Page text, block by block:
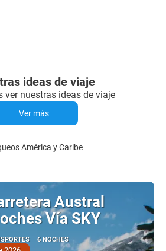
ideas de viaje
ver nuestras ideas de viaje
Ver más
América y Caribe
Austral
Vía SKY
6 NOCHES